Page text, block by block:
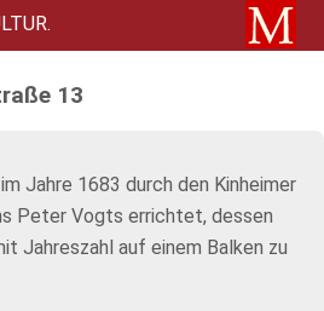
13
Jahre 1683 durch den Kinheimer
Peter Vogts errichtet, dessen
Jahreszahl auf einem Balken zu